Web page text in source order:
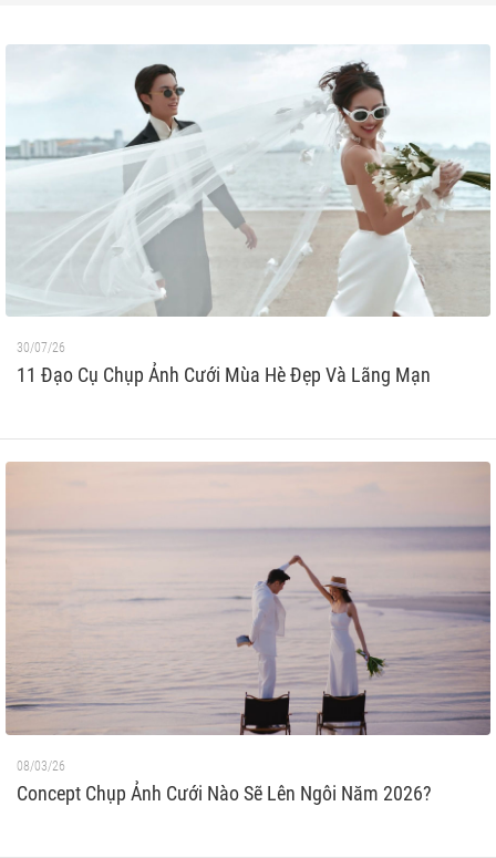
30/07/26
11 Đạo Cụ Chụp Ảnh Cưới Mùa Hè Đẹp Và Lãng Mạn
08/03/26
Concept Chụp Ảnh Cưới Nào Sẽ Lên Ngôi Năm 2026?